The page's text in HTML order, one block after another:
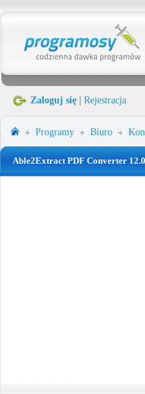
Zaloguj się Rejestracja
Programy Biuro
Able2Extract PDF Converter